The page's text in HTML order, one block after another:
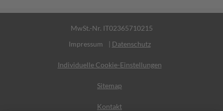
MwSt.-Nr. IT02365710215
Impressum
| Datenschutz
Individuelle Cookie-Einstellungen
Sitemap
Kontakt